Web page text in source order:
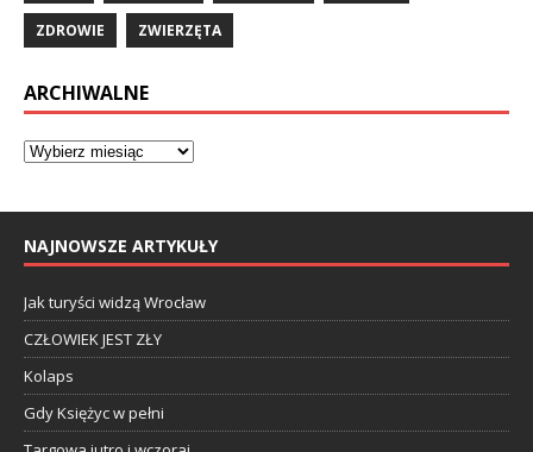
ZDROWIE ZWIERZĘTA
ARCHIWALNE
NAJNOWSZE ARTYKUŁY
Jak turyści widzą Wrocław
CZŁOWIEK JEST ZŁY
Kolaps
Gdy Księżyc w pełni